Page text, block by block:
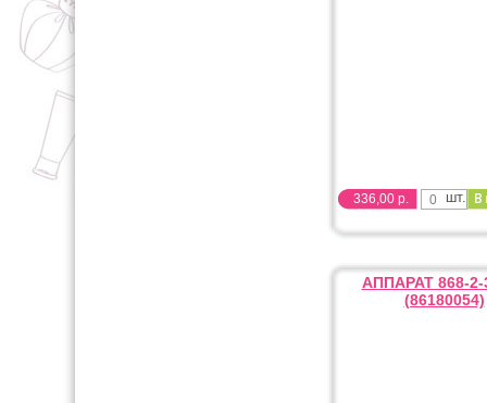
336,00 р. шт.
АППАРАТ 868-2-
(86180054)